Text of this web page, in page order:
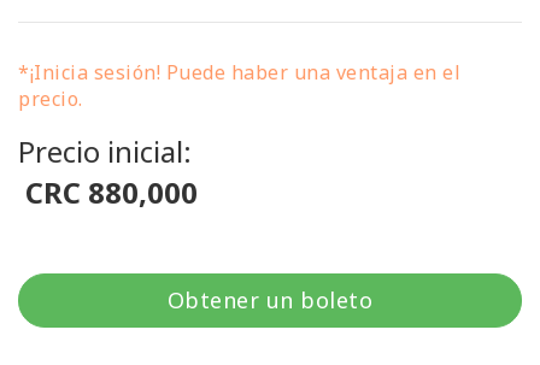
*¡Inicia sesión! Puede haber una ventaja en el
precio.
Precio inicial:
CRC 880,000
Obtener un boleto